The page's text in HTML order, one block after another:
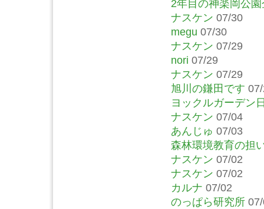
2年目の神楽岡公
ナスケン 07/30
megu 07/30
ナスケン 07/29
nori 07/29
ナスケン 07/29
旭川の鎌田です
ヨックルガーデン
ナスケン 07/04
あんじゅ 07/03
森林環境教育の担
ナスケン 07/02
ナスケン 07/02
カルナ 07/02
のっぱら研究所